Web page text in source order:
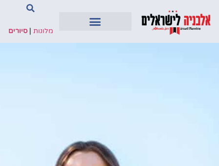
מלונות |סיורים